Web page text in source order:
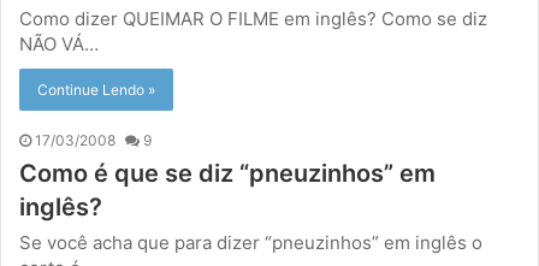
Como dizer QUEIMAR O FILME em inglês? Como se diz
NÃO VÁ…
Continue Lendo »
17/03/2008 9
Como é que se diz “pneuzinhos” em
inglês?
Se você acha que para dizer “pneuzinhos” em inglês o